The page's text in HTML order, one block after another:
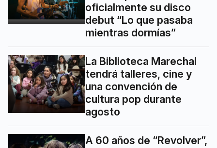
oficialmente su disco
debut “Lo que pasaba
mientras dormías”
La Biblioteca Marechal
tendrá talleres, cine y
una convención de
cultura pop durante
agosto
A 60 años de “Revolver”,